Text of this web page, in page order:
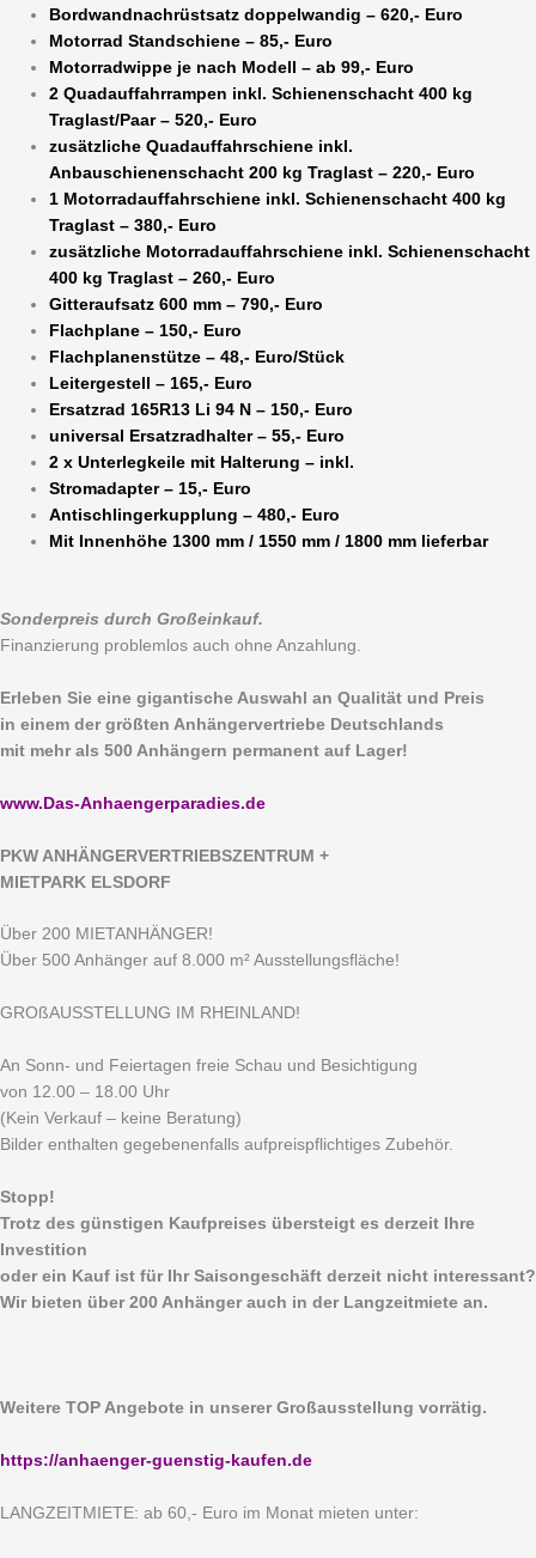
Bordwandnachrüstsatz doppelwandig – 620,- Euro
Motorrad Standschiene – 85,- Euro
Motorradwippe je nach Modell – ab 99,- Euro
2 Quadauffahrrampen inkl. Schienenschacht 400 kg
Traglast/Paar – 520,- Euro
zusätzliche Quadauffahrschiene inkl.
Anbauschienenschacht 200 kg Traglast – 220,- Euro
1 Motorradauffahrschiene inkl. Schienenschacht 400 kg
Traglast – 380,- Euro
zusätzliche Motorradauffahrschiene inkl. Schienenschacht
400 kg Traglast – 260,- Euro
Gitteraufsatz 600 mm – 790,- Euro
Flachplane – 150,- Euro
Flachplanenstütze – 48,- Euro/Stück
Leitergestell – 165,- Euro
Ersatzrad 165R13 Li 94 N – 150,- Euro
universal Ersatzradhalter – 55,- Euro
2 x Unterlegkeile mit Halterung – inkl.
Stromadapter – 15,- Euro
Antischlingerkupplung – 480,- Euro
Mit Innenhöhe 1300 mm / 1550 mm / 1800 mm lieferbar
Sonderpreis durch Großeinkauf.
Finanzierung problemlos auch ohne Anzahlung.
Erleben Sie eine gigantische Auswahl an Qualität und Preis
in einem der größten Anhängervertriebe Deutschlands
mit mehr als 500 Anhängern permanent auf Lager!
www.Das-Anhaengerparadies.de
PKW ANHÄNGERVERTRIEBSZENTRUM +
MIETPARK ELSDORF
Über 200 MIETANHÄNGER!
Über 500 Anhänger auf 8.000 m² Ausstellungsfläche!
GROßAUSSTELLUNG IM RHEINLAND!
An Sonn- und Feiertagen freie Schau und Besichtigung
von 12.00 – 18.00 Uhr
(Kein Verkauf – keine Beratung)
Bilder enthalten gegebenenfalls aufpreispflichtiges Zubehör.
Stopp!
Trotz des günstigen Kaufpreises übersteigt es derzeit Ihre
Investition
oder ein Kauf ist für Ihr Saisongeschäft derzeit nicht interessant?
Wir bieten über 200 Anhänger auch in der Langzeitmiete an.
Weitere TOP Angebote in unserer Großausstellung vorrätig.
https://anhaenger-guenstig-kaufen.de
LANGZEITMIETE: ab 60,- Euro im Monat mieten unter: